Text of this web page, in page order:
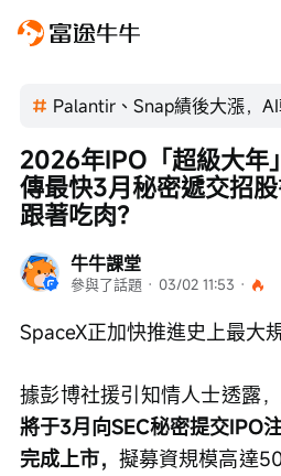
Palantir、Snap績後大漲，AI
牛牛課堂
參與了話題 · 03/02 11:53 ·
2026年IPO「超級大年
傳最快3月秘密遞交招
跟著吃肉？
SpaceX正加快推進史上最大
據彭博社援引知情人士透露，
將于3月向SEC秘密提交IPO
完成上市，擬募資規模高達